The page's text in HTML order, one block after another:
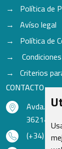
Política de
Avíso legal
Política de
Criterios
CONTACTO
Avda. do
36214
(+34)